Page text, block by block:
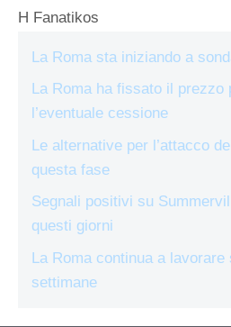
H Fanatikos
La Roma sta iniziando a
La Roma ha fissato il prezzo
l’eventuale cessione
Le alternative per l’attacco
questa fase
Segnali positivi su
questi giorni
La Roma continua a
settimane